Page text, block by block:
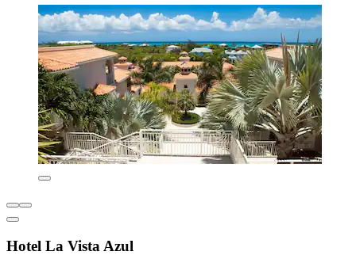
Hotel La Vista Azul